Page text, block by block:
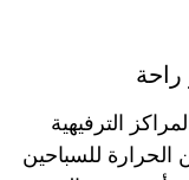
الترفيهية
الحرارة للسباحين